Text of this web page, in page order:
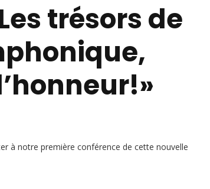
trésors de
à notre première conférence de cette nouvelle